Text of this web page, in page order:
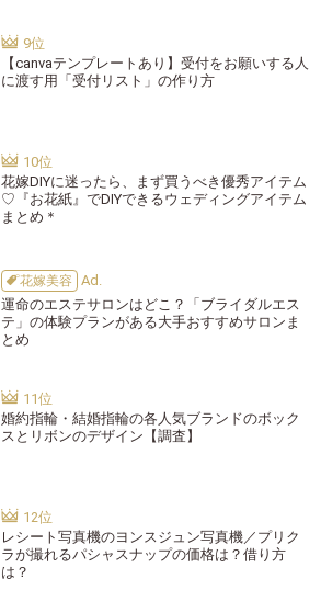
【canvaテンプレートあり】受付をお願いする人
に渡す用「受付リスト」の作り方
花嫁DIYに迷ったら、まず買うべき優秀アイテム
♡『お花紙』でDIYできるウェディングアイテム
まとめ＊
花嫁美容
運命のエステサロンはどこ？「ブライダルエス
テ」の体験プランがある大手おすすめサロンま
とめ
婚約指輪・結婚指輪の各人気ブランドのボック
スとリボンのデザイン【調査】
レシート写真機のヨンスジュン写真機／プリク
ラが撮れるパシャスナップの価格は？借り方
は？